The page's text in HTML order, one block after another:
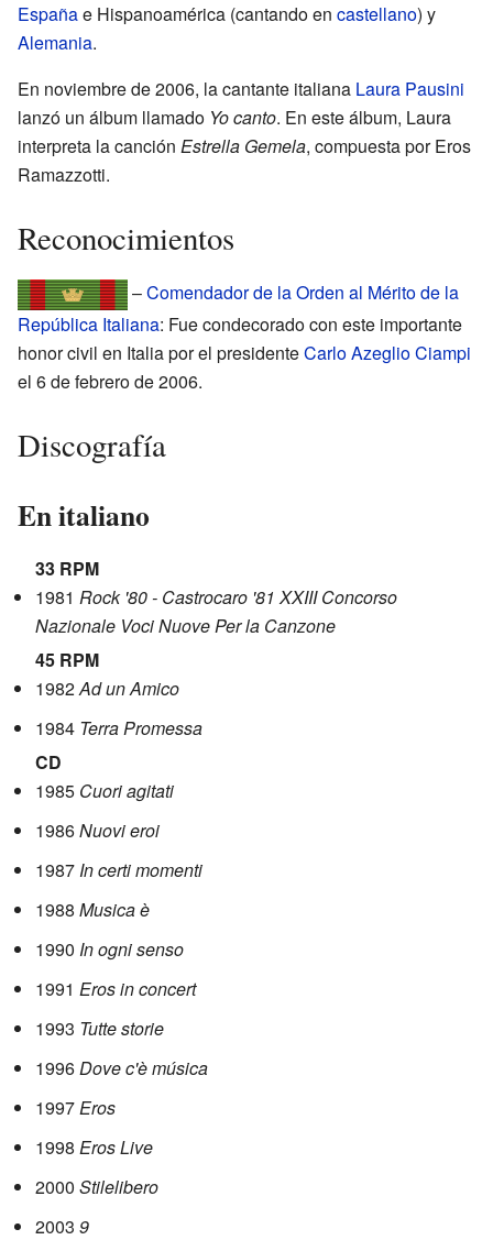
Españae Hispanoamérica (cantando en castellano) y
Alemania.
En noviembre de 2006, la cantante italiana Laura Pausini
lanzó un álbum llamado Yo canto. En este álbum, Laura
interpreta la canción Estrella Gemela, compuesta por Eros
Ramazzotti.
Reconocimientos
–Comendador de la Orden al Mérito de la
República Italiana: Fue condecorado con este importante
honor civil en Italia por el presidenteCarlo Azeglio Ciampi
el 6 de febrero de 2006.
Discografía
En italiano
33 RPM
1981 Rock '80 - Castrocaro '81 XXIII Concorso
Nazionale Voci Nuove Per la Canzone
45 RPM
1982Ad un Amico
1984 Terra Promessa
CD
1985 Cuori agitati
1986Nuovi eroi
1987 In certi momenti
1988 Musica è
1990 In ogni senso
1991 Eros in concert
1993 Tutte storie
1996 Dove c'è música
1997 Eros
1998 Eros Live
2000 Stilelibero
2003 9